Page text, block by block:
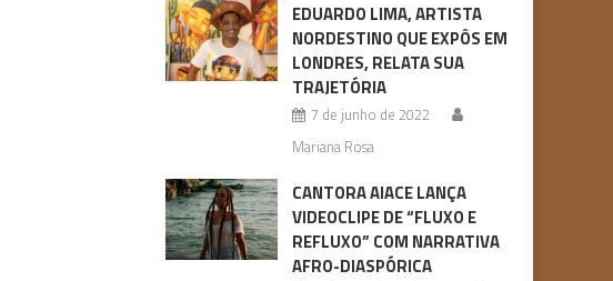
EDUARDO LIMA, ARTISTA
NORDESTINO QUE EXPÔS EM
LONDRES, RELATA SUA
TRAJETÓRIA
7 de junho de 2022
Mariana Rosa
CANTORA AIACE LANÇA
VIDEOCLIPE DE “FLUXO E
REFLUXO” COM NARRATIVA
AFRO-DIASPÓRICA